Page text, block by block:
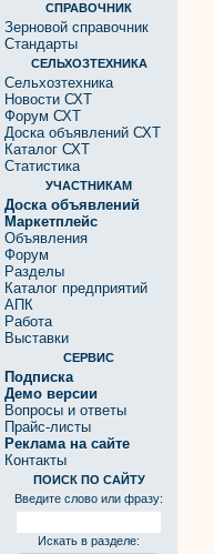
СПРАВОЧНИК
Зерновой справочник
Стандарты
СЕЛЬХОЗТЕХНИКА
Сельхозтехника
Новости СХТ
Форум СХТ
Доска объявлений СХТ
Каталог СХТ
Статистика
УЧАСТНИКАМ
Доска объявлений
Маркетплейс
Объявления
Форум
Разделы
Каталог предприятий
АПК
Работа
Выставки
СЕРВИС
Подписка
Демо версии
Вопросы и ответы
Прайс-листы
Реклама на сайте
Контакты
ПОИСК ПО САЙТУ
Введите слово или фразу:
Искать в разделе: